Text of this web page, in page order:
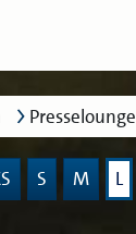
Presselounge
S M L